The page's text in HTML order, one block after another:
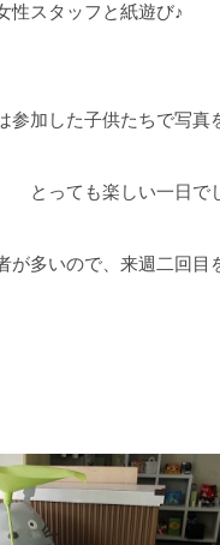
性スタッフと紙遊び♪
た子供たちで写真を
しい一日でし
いので、来週二回目